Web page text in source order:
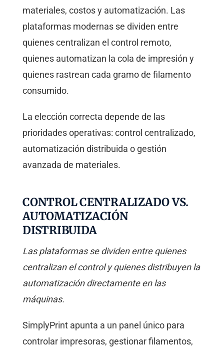
materiales, costos y automatización. Las
plataformas modernas se dividen entre
quienes centralizan el control remoto,
quienes automatizan la cola de impresión y
quienes rastrean cada gramo de filamento
consumido.
La elección correcta depende de las
prioridades operativas: control centralizado,
automatización distribuida o gestión
avanzada de materiales.
CONTROL CENTRALIZADO VS.
AUTOMATIZACIÓN
DISTRIBUIDA
Las plataformas se dividen entre quienes
centralizan el control y quienes distribuyen la
automatización directamente en las
máquinas.
SimplyPrint apunta a un panel único para
controlar impresoras, gestionar filamentos,